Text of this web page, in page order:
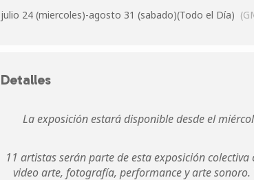
julio 24 (miercoles)-agosto 31 (sabado)(Todo el Día)
Detalles
La exposición estará disponible desde el
11 artistas serán parte de esta exposición
video arte, fotografía, performance y arte